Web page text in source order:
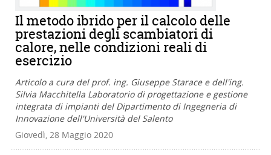
Il metodo ibrido per il calcolo delle
prestazioni degli scambiatori di
calore, nelle condizioni reali di
esercizio
Articolo a cura del prof. ing. Giuseppe Starace e dell'ing.
Silvia Macchitella Laboratorio di progettazione e gestione
integrata di impianti del Dipartimento di Ingegneria di
Innovazione dell'Università del Salento
Giovedì, 28 Maggio 2020